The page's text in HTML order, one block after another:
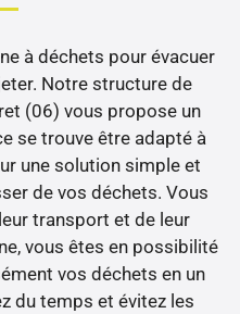
à déchets pour évacuer
Notre structure de
(06) vous propose un
se trouve être adapté à
une solution simple et
de vos déchets. Vous
transport et de leur
vous êtes en possibilité
vos déchets en un
du temps et évitez les